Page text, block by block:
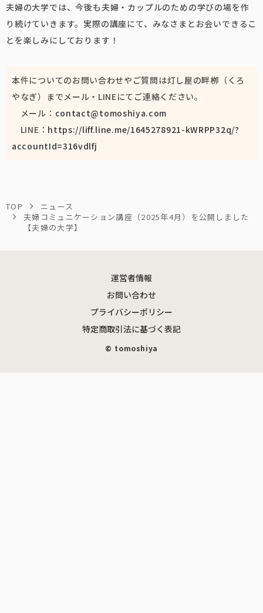
夫婦の大学では、今後も夫婦・カップルのための学びの場を作
り続けていきます。実際の講座にて、みなさまとお会いできるこ
とを楽しみにしております！
本件についてのお問い合わせやご質問は灯し屋の畔栁（くろ
やなぎ）までメール・LINEにてご連絡ください。
メール： contact@tomoshiya.com
LINE： https://liff.line.me/1645278921-kWRPP32q/?
accountId=316vdlfj
TOP
ニュース
夫婦コミュニケーション講座（2025年4月）を公開しました
【夫婦の大学】
運営者情報
お問い合わせ
プライバシーポリシー
特定商取引法に基づく表記
©︎ tomoshiya